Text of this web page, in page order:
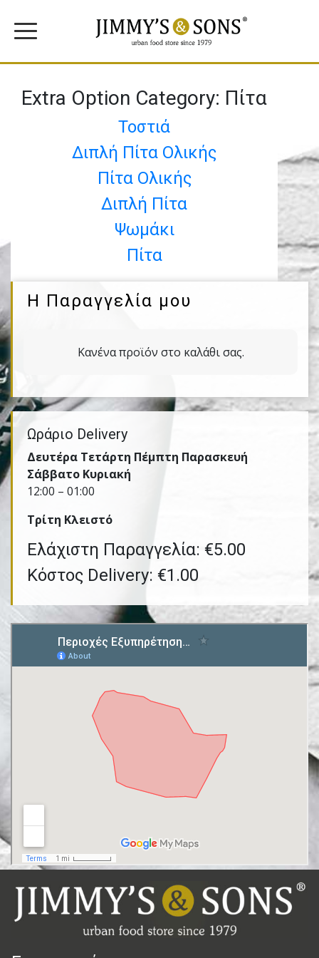
Extra Option Category: Πίτα
Τοστιά
Διπλή Πίτα Ολικής
Πίτα Ολικής
Διπλή Πίτα
Ψωμάκι
Πίτα
Η Παραγγελία μου
Κανένα προϊόν στο καλάθι σας.
Ωράριο Delivery
Δευτέρα Τετάρτη Πέμπτη Παρασκευή
Σάββατο Κυριακή
12:00 – 01:00
Τρίτη Kλειστό
Ελάχιστη Παραγγελία: €5.00
Κόστος Delivery: €1.00